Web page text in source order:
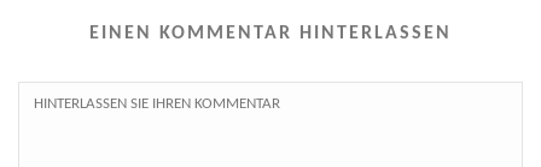
EINEN KOMMENTAR HINTERLASSEN